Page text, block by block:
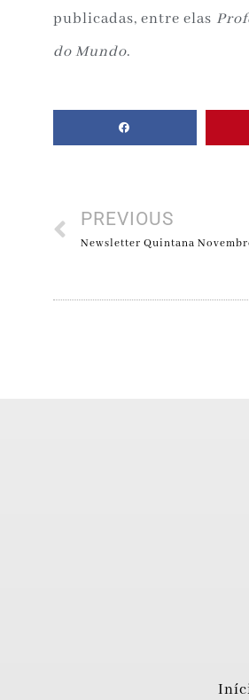
publicadas, entre elas
do Mundo.
PREVIOUS
Newsletter Quintana